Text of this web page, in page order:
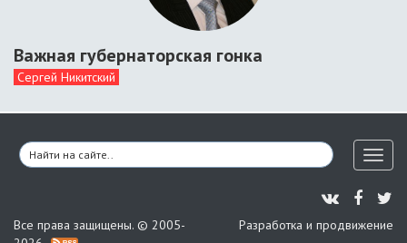
Важная губернаторская гонка
Сергей Никитский
Все права защищены. © 2005-
Разработка и продвижение